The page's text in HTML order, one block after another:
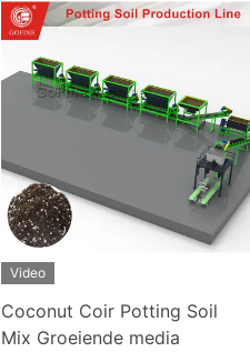
Video
Coconut Coir Potting Soil
Mix Groeiende media